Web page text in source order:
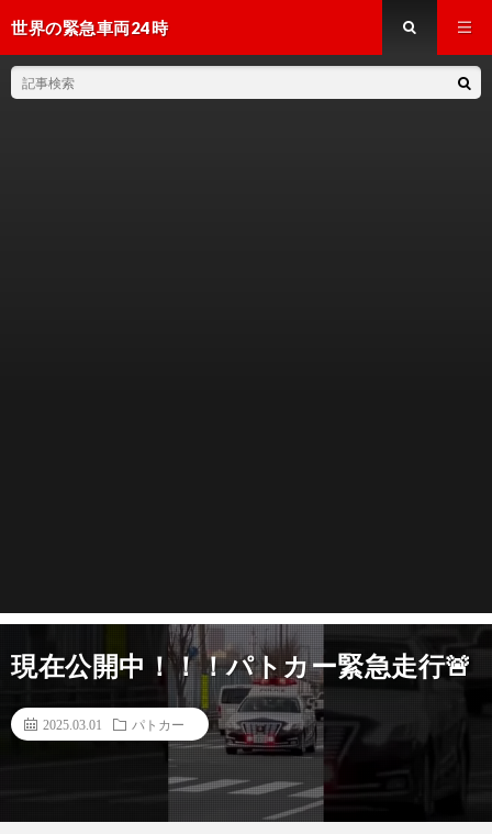
世界の緊急車両24時
現在公開中！！！パトカー緊急走行🚨
2025.03.01 パトカー